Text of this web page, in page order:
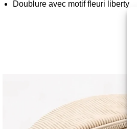
Doublure avec motif fleuri liberty